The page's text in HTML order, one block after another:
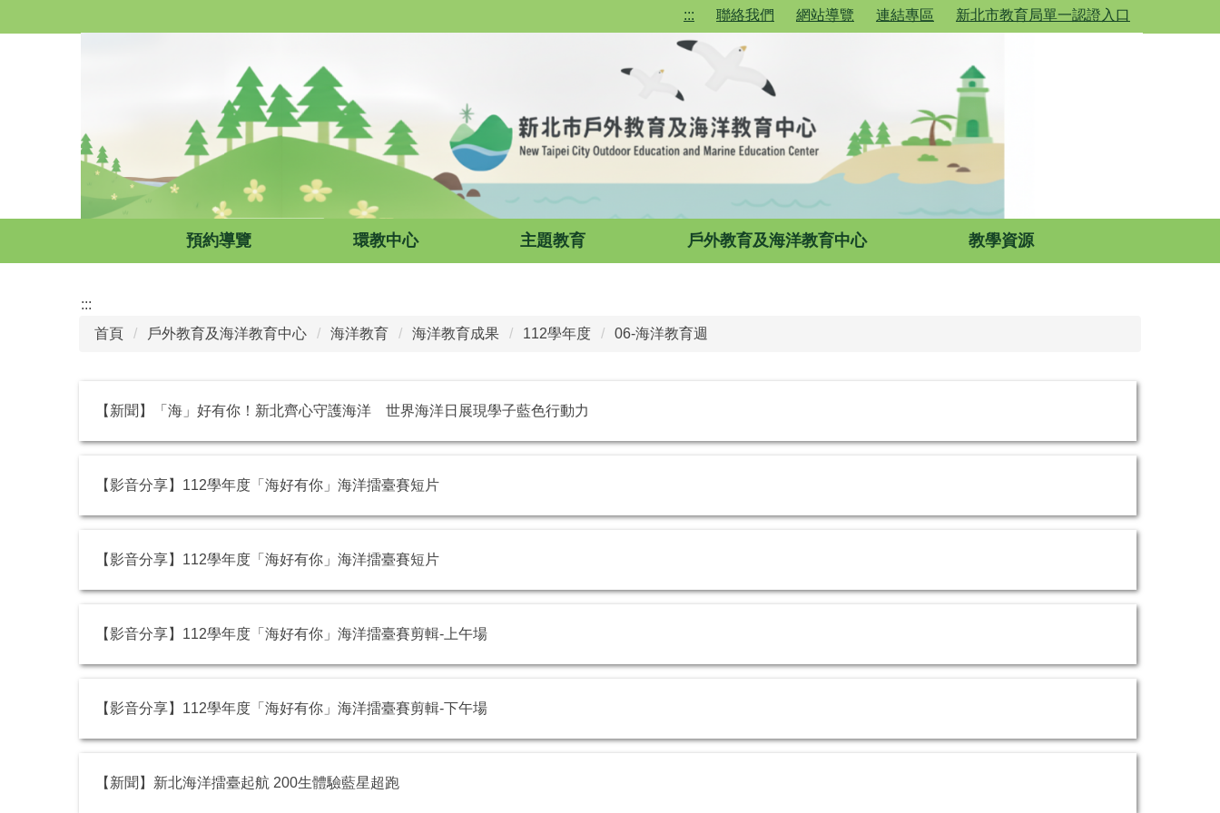
到
::: 聯絡我們 網站導覽 連結專區 新北市教育局單一認證入口
預約導覽 環教中心 主題教育 戶外教育及海洋教育中心 教學資源
:::
首頁
戶外教育及海洋教育中心 海洋教育 海洋教育成果 112學年度 06-海洋教育週
【新聞】「海」好有你！新北齊心守護海洋 世界海洋日展現學子藍色行動力
【影音分享】112學年度「海好有你」海洋擂臺賽短片
【影音分享】112學年度「海好有你」海洋擂臺賽短片
【影音分享】112學年度「海好有你」海洋擂臺賽剪輯-上午場
【影音分享】112學年度「海好有你」海洋擂臺賽剪輯-下午場
【新聞】新北海洋擂臺起航 200生體驗藍星超跑